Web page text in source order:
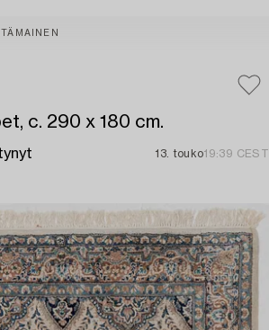
ITÄMAINEN
c. 290 x 180 cm.
13. touko19:39 CEST